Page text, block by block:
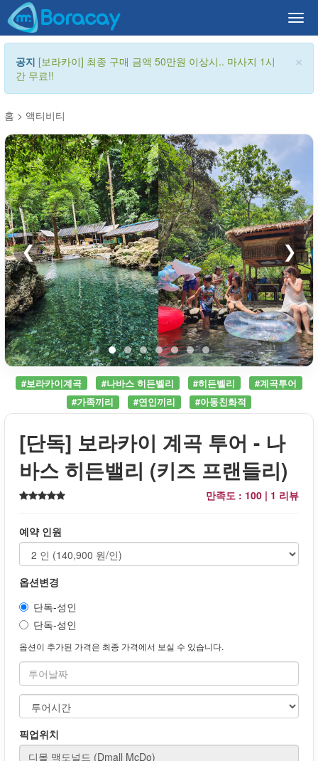
×
공지 [보라카이] 최종 구매 금액 50만원 이상시.. 마사지 1시
간 무료!!
홈 > 액티비티
❮ ❯
#보라카이계곡 #나바스 히든벨리 #히든벨리
#계곡투어
#가족끼리
#연인끼리 #아동친화적
[단독] 보라카이 계곡 투어 - 나
바스 히든밸리 (키즈 프랜들리)
만족도 : 100 | 1 리뷰
예약 인원
옵션변경
단독-성인
단독-성인
옵션이 추가된 가격은 최종 가격에서 보실 수 있습니다.
픽업위치